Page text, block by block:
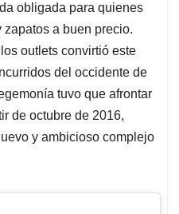
obligada para quienes
a buen precio.
outlets convirtió este
del occidente de
tuvo que afrontar
de octubre de 2016,
y ambicioso complejo